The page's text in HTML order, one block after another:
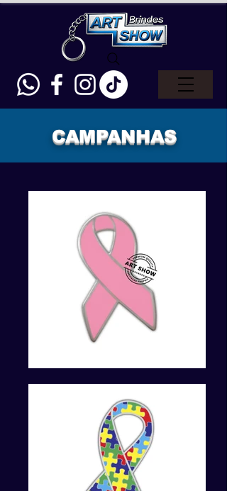
CAMPANHAS